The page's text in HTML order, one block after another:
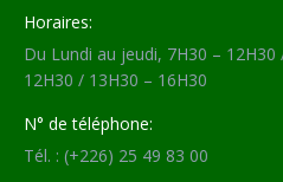
Horaires:
Du Lundi au jeudi, 7H30 – 12H30
12H30 / 13H30 – 16H30
N° de téléphone:
Tél. : (+226) 25 49 83 00